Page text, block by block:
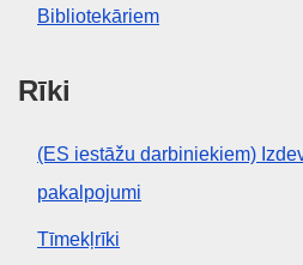
Bibliotekāriem
Rīki
(ES iestāžu darbiniekiem)
pakalpojumi
Tīmekļrīki